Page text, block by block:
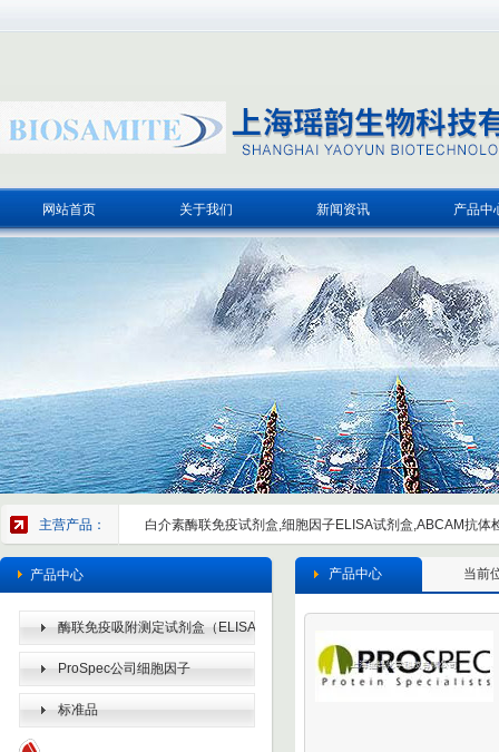
网站首页 关于我们 新闻资讯 产品中
主营产品： 白介素酶联免疫试剂盒,细胞因子ELISA试剂盒,ABCAM抗体
产品中心
酶联免疫吸附测定试剂盒（ELISA
KIT） ProSpec公司细胞因子
标准品
当前
产品中心